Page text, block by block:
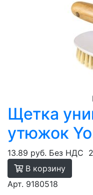
Щетка
утюжок
13.89 руб. Без НДС
В корзину
Арт. 9180518